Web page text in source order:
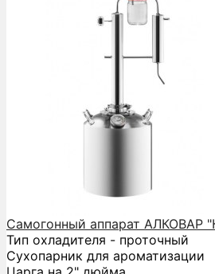
Самогонный аппарат АЛКОВАР
Тип охладителя - проточный
Сухопарник для ароматизации